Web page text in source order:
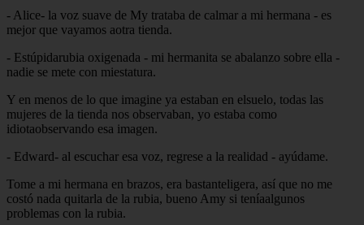
- Alice- la voz suave de My trataba de calmar a mi hermana - es
mejor que vayamos aotra tienda.
- Estúpidarubia oxigenada - mi hermanita se abalanzo sobre ella -
nadie se mete con miestatura.
Y en menos de lo que imagine ya estaban en elsuelo, todas las
mujeres de la tienda nos observaban, yo estaba como
idiotaobservando esa imagen.
- Edward- al escuchar esa voz, regrese a la realidad - ayúdame.
Tome a mi hermana en brazos, era bastanteligera, así que no me
costó nada quitarla de la rubia, bueno Amy si teníaalgunos
problemas con la rubia.